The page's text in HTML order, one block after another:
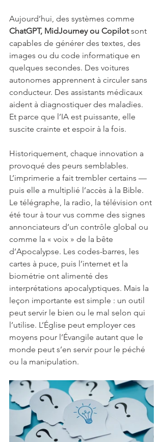
Aujourd’hui, des systèmes comme
ChatGPT, MidJourney ou Copilot sont
capables de générer des textes, des
images ou du code informatique en
quelques secondes. Des voitures
autonomes apprennent à circuler sans
conducteur. Des assistants médicaux
aident à diagnostiquer des maladies.
Et parce que l’IA est puissante, elle
suscite crainte et espoir à la fois.
Historiquement, chaque innovation a
provoqué des peurs semblables.
L’imprimerie a fait trembler certains —
puis elle a multiplié l’accès à la Bible.
Le télégraphe, la radio, la télévision ont
été tour à tour vus comme des signes
annonciateurs d’un contrôle global ou
comme la « voix » de la bête
d’Apocalypse. Les codes-barres, les
cartes à puce, puis l’internet et la
biométrie ont alimenté des
interprétations apocalyptiques. Mais la
leçon importante est simple : un outil
peut servir le bien ou le mal selon qui
l’utilise. L’Église peut employer ces
moyens pour l’Évangile autant que le
monde peut s’en servir pour le péché
ou la manipulation.